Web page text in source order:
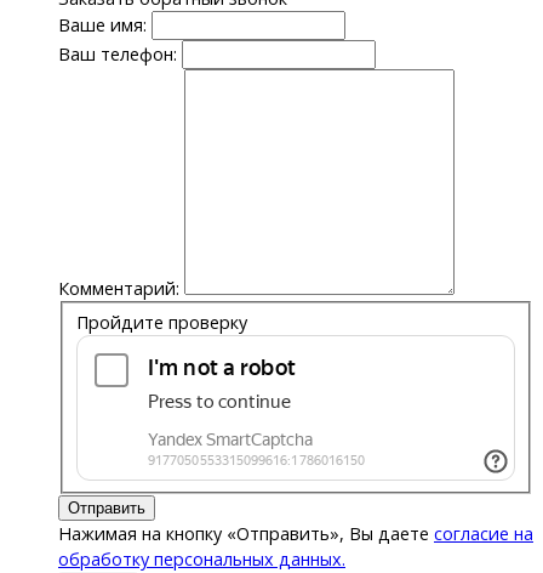
Ваше имя:
Ваш телефон:
Комментарий:
Пройдите проверку
Отправить
Нажимая на кнопку «Отправить», Вы даете согласие на
обработку персональных данных.